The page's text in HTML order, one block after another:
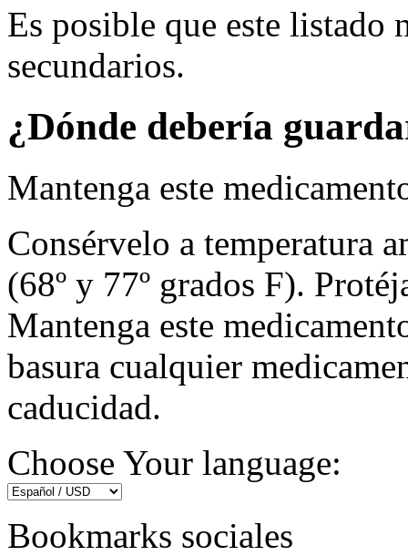
Es posible que este listado
secundarios.
¿Dónde debería
Mantenga este
Consérvelo a temperatura
(68º y 77º grados F).
Mantenga este
basura cualquier
caducidad.
Choose Your language:
Bookmarks sociales